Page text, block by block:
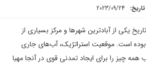
2023/09/24
یکی از آبادترین شهرها و مرکز بسیاری از
است. موقعیت استراتژیک، آب‌های جاری
چیز را برای ایجاد تمدنی قوی در آنجا مهیا